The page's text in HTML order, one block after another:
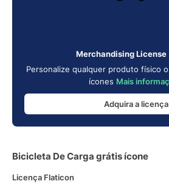
Merchandising License
Personalize qualquer produto físico
ícones Mais
Adquira a licença
Bicicleta De Carga grátis ícone
Licença Flaticon